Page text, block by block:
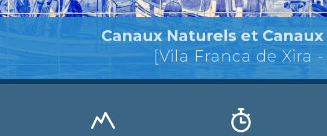
Canaux Naturels et
[Vila Franca de Xira